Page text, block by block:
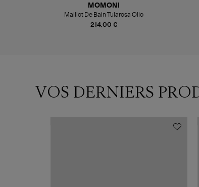
214,00 €
MOMONI
Maillot De Bain Tularosa Olio
VOS DERNIERS